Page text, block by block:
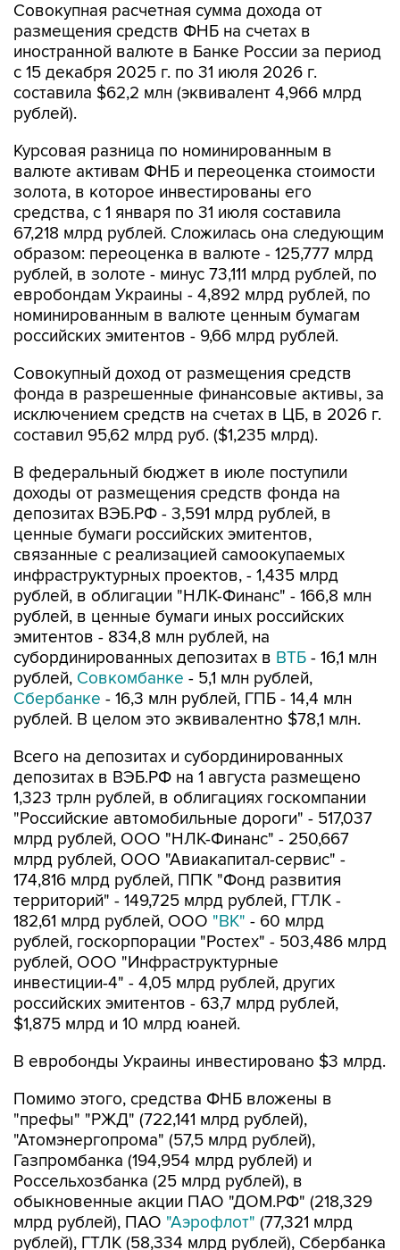
Совокупная расчетная сумма дохода от
размещения средств ФНБ на счетах в
иностранной валюте в Банке России за период
с 15 декабря 2025 г. по 31 июля 2026 г.
составила $62,2 млн (эквивалент 4,966 млрд
рублей).
Курсовая разница по номинированным в
валюте активам ФНБ и переоценка стоимости
золота, в которое инвестированы его
средства, с 1 января по 31 июля составила
67,218 млрд рублей. Сложилась она следующим
образом: переоценка в валюте - 125,777 млрд
рублей, в золоте - минус 73,111 млрд рублей, по
евробондам Украины - 4,892 млрд рублей, по
номинированным в валюте ценным бумагам
российских эмитентов - 9,66 млрд рублей.
Совокупный доход от размещения средств
фонда в разрешенные финансовые активы, за
исключением средств на счетах в ЦБ, в 2026 г.
составил 95,62 млрд руб. ($1,235 млрд).
В федеральный бюджет в июле поступили
доходы от размещения средств фонда на
депозитах ВЭБ.РФ - 3,591 млрд рублей, в
ценные бумаги российских эмитентов,
связанные с реализацией самоокупаемых
инфраструктурных проектов, - 1,435 млрд
рублей, в облигации "НЛК-Финанс" - 166,8 млн
рублей, в ценные бумаги иных российских
эмитентов - 834,8 млн рублей, на
субординированных депозитах в ВТБ - 16,1 млн
рублей, Совкомбанке - 5,1 млн рублей,
Сбербанке - 16,3 млн рублей, ГПБ - 14,4 млн
рублей. В целом это эквивалентно $78,1 млн.
Всего на депозитах и субординированных
депозитах в ВЭБ.РФ на 1 августа размещено
1,323 трлн рублей, в облигациях госкомпании
"Российские автомобильные дороги" - 517,037
млрд рублей, ООО "НЛК-Финанс" - 250,667
млрд рублей, ООО "Авиакапитал-сервис" -
174,816 млрд рублей, ППК "Фонд развития
территорий" - 149,725 млрд рублей, ГТЛК -
182,61 млрд рублей, ООО "ВК" - 60 млрд
рублей, госкорпорации "Ростех" - 503,486 млрд
рублей, ООО "Инфраструктурные
инвестиции-4" - 4,05 млрд рублей, других
российских эмитентов - 63,7 млрд рублей,
$1,875 млрд и 10 млрд юаней.
В евробонды Украины инвестировано $3 млрд.
Помимо этого, средства ФНБ вложены в
"префы" "РЖД" (722,141 млрд рублей),
"Атомэнергопрома" (57,5 млрд рублей),
Газпромбанка (194,954 млрд рублей) и
Россельхозбанка (25 млрд рублей), в
обыкновенные акции ПАО "ДОМ.РФ" (218,329
млрд рублей), ПАО "Аэрофлот" (77,321 млрд
рублей), ГТЛК (58,334 млрд рублей), Сбербанка